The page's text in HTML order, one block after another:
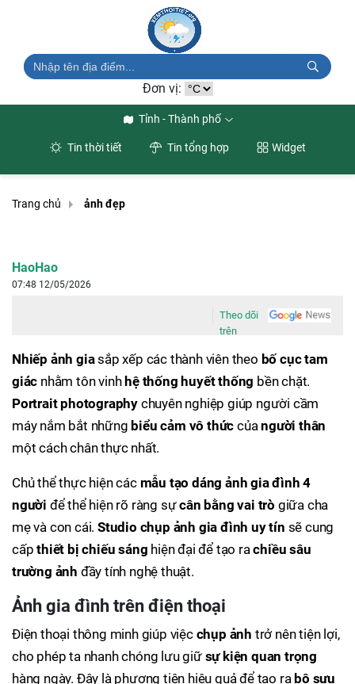
Đơn vị:
Tỉnh - Thành phố
Tin thời tiết Tin tổng hợp Widget
Trang chủ ảnh đẹp
HaoHao
07:48 12/05/2026
Theo dõi
trên
Nhiếp ảnh giasắp xếp các thành viên theo bố cục tam
giác nhằm tôn vinh hệ thống huyết thống bền chặt.
Portrait photography chuyên nghiệp giúp người cầm
máy nắm bắt những biểu cảm vô thức củangười thân
một cách chân thực nhất.
Chủ thể thực hiện các mẫu tạo dáng ảnh gia đình 4
người để thể hiện rõ ràng sựcân bằng vai trò giữa cha
mẹ và con cái.Studio chụp ảnh gia đình uy tín sẽ cung
cấpthiết bị chiếu sáng hiện đại để tạo rachiều sâu
trường ảnh đầy tính nghệ thuật.
Ảnh gia đình trên điện thoại
Điện thoại thông minh giúp việc chụp ảnh trở nên tiện lợi,
cho phép ta nhanh chóng lưu giữ sự kiện quan trọng
hàng ngày. Đây là phương tiện hiệu quả để tạo ra bộ sưu